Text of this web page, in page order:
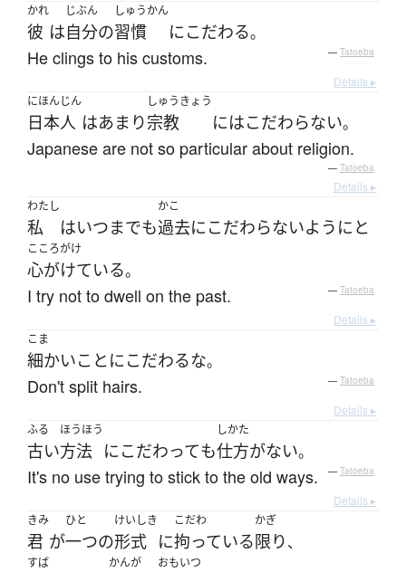
かれ
彼 は
じぶん
自分の
しゅうかん
習慣 にこだわる。
He clings to his customs. — Tatoeba
Details ▸
にほんじん
日本人 はあまり
しゅうきょう
宗教 にはこだわらない。
Japanese are not so particular about religion.
— Tatoeba
Details ▸
わたし
私 はいつまでも
かこ
過去にこだわらないようにと
こころがけ
心がけている。
I try not to dwell on the past. — Tatoeba
Details ▸
こま
細かいことにこだわるな。
Don't split hairs. — Tatoeba
Details ▸
ふる
古い
ほうほう
方法 にこだわっても
しかた
仕方がない。
It's no use trying to stick to the old ways. — Tatoeba
Details ▸
きみ
君 が
ひと
一つの
けいしき
形式 に
こだわ
拘っている
かぎ
限り、
すば かんが おもいつ